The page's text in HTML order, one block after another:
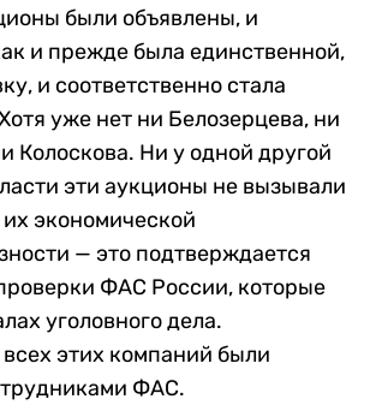
были объявлены, и
и прежде была единственной,
и соответственно стала
уже нет ни Белозерцева, ни
Колоскова. Ни у одной другой
эти аукционы не вызывали
экономической
— это подтверждается
ФАС России, которые
уголовного дела.
этих компаний были
ФАС.